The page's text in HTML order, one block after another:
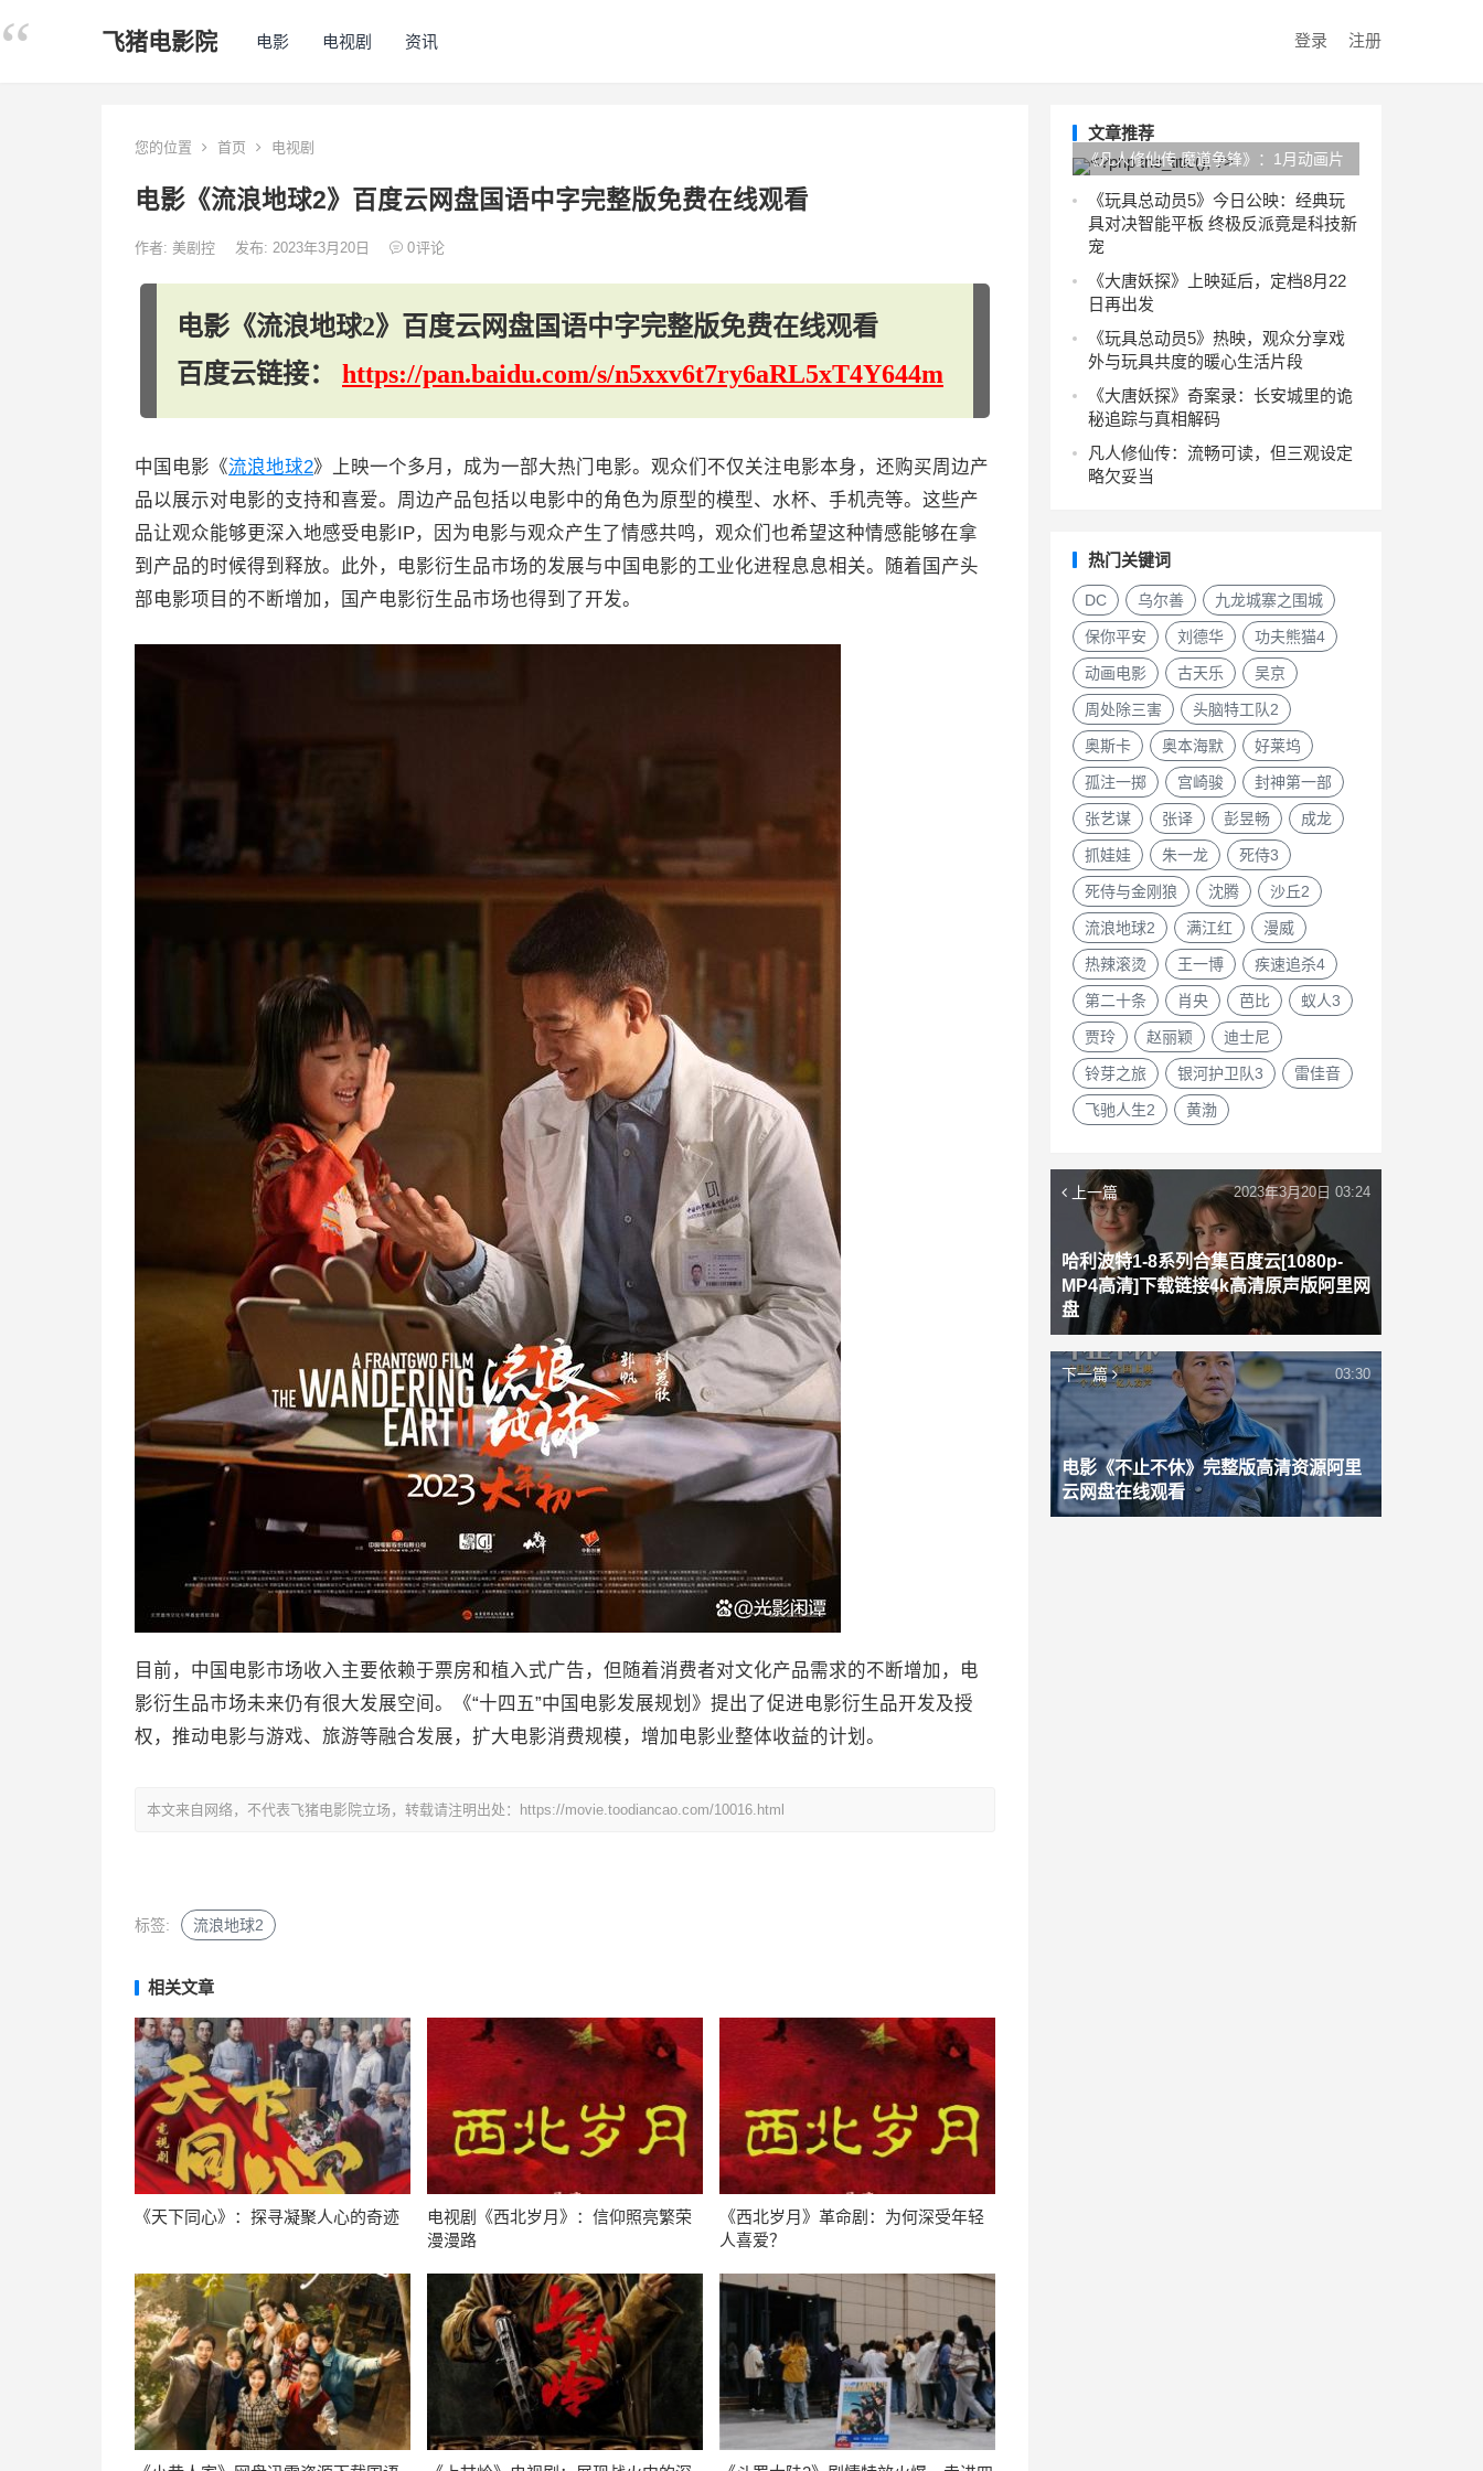
飞猪电影院 电影 电视剧 资讯 登录 注册
您的位置 首页 电视剧
电影《流浪地球2》百度云网盘国语中字完整版免费在线观看
作者: 美剧控 发布: 2023年3月20日 0评论
电影《流浪地球2》百度云网盘国语中字完整版免费在线观看
百度云链接： https://pan.baidu.com/s/n5xxv6t7ry6aRL5xT4Y644m
中国电影《流浪地球2》上映一个多月，成为一部大热门电影。观众们不仅关注电影本身，还购买周边产
品以展示对电影的支持和喜爱。周边产品包括以电影中的角色为原型的模型、水杯、手机壳等。这些产
品让观众能够更深入地感受电影IP，因为电影与观众产生了情感共鸣，观众们也希望这种情感能够在拿
到产品的时候得到释放。此外，电影衍生品市场的发展与中国电影的工业化进程息息相关。随着国产头
部电影项目的不断增加，国产电影衍生品市场也得到了开发。
目前，中国电影市场收入主要依赖于票房和植入式广告，但随着消费者对文化产品需求的不断增加，电
影衍生品市场未来仍有很大发展空间。《“十四五”中国电影发展规划》提出了促进电影衍生品开发及授
权，推动电影与游戏、旅游等融合发展，扩大电影消费规模，增加电影业整体收益的计划。
本文来自网络，不代表飞猪电影院立场，转载请注明出处：https://movie.toodiancao.com/10016.html
标签: 流浪地球2
相关文章
《天下同心》：探寻凝聚人心的奇迹
电视剧《西北岁月》：信仰照亮繁荣
漫漫路
《西北岁月》革命剧：为何深受年轻
人喜爱？
文章推荐
《凡人修仙传 魔道争锋》：1月动画片
单中如何冲破续集口碑困局
《玩具总动员5》今日公映：经典玩
具对决智能平板 终极反派竟是科技新
宠
《大唐妖探》上映延后，定档8月22
日再出发
《玩具总动员5》热映，观众分享戏
外与玩具共度的暖心生活片段
《大唐妖探》奇案录：长安城里的诡
秘追踪与真相解码
凡人修仙传：流畅可读，但三观设定
略欠妥当
热门关键词
DC 乌尔善 九龙城寨之围城
保你平安 刘德华 功夫熊猫4
动画电影 古天乐 吴京
周处除三害 头脑特工队2
奥斯卡 奥本海默 好莱坞
孤注一掷 宫崎骏 封神第一部
张艺谋 张译 彭昱畅 成龙
抓娃娃 朱一龙 死侍3
死侍与金刚狼 沈腾 沙丘2
流浪地球2 满江红 漫威
热辣滚烫 王一博 疾速追杀4
第二十条 肖央 芭比 蚁人3
贾玲 赵丽颖 迪士尼
铃芽之旅 银河护卫队3 雷佳音
飞驰人生2 黄渤
上一篇
哈利波特1-8系列合集百度云[1080p-
MP4高清]下载链接4k高清原声版阿里网
盘
2023年3月20日 03:24
下一篇
电影《不止不休》完整版高清资源阿里
云网盘在线观看
03:30